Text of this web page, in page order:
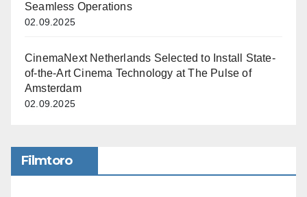
Seamless Operations
02.09.2025
CinemaNext Netherlands Selected to Install State-
of-the-Art Cinema Technology at The Pulse of
Amsterdam
02.09.2025
Filmtoro